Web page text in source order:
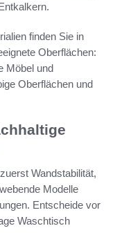
finden Sie in
Oberflächen:
Möbel und
Oberflächen und
Wandstabilität,
Modelle
Entscheide vor
Waschtisch